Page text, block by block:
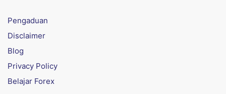
Pengaduan
Disclaimer
Blog
Privacy Policy
Belajar Forex